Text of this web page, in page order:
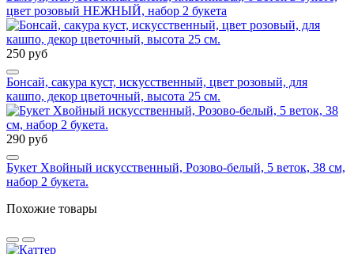
цвет розовый НЕЖНЫЙ, набор 2 букета
250 руб
Бонсай, сакура куст, искусственный, цвет розовый, для
кашпо, декор цветочный, высота 25 см.
290 руб
Букет Хвойный искусственный, Розово-белый, 5 веток, 38 см,
набор 2 букета.
Похожие товары